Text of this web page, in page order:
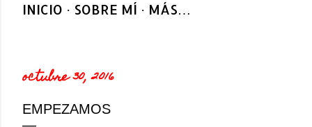
INICIO SOBRE MÍ MÁS…
octubre 30, 2016
EMPEZAMOS